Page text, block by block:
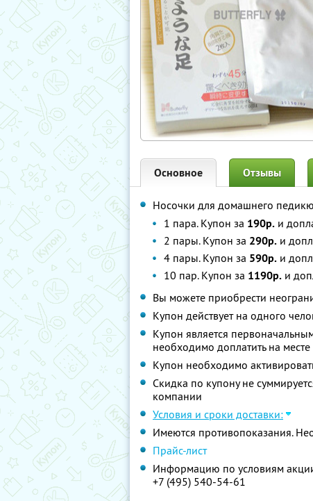
Основное Отзывы
Носочки для домашнего
1 пара. Купон за 190р. и
2 пары. Купон за 290р. и
4 пары. Купон за 590р. и
10 пар. Купон за 1190р. и
Вы можете приобрести
Купон действует на одного
Купон является
необходимо доплатить на месте
Купон необходимо
Скидка по купону не
компании
Условия и сроки доставки:
Имеются противопоказания.
Прайс-лист
Информацию по условиям
+7 (495) 540-54-61